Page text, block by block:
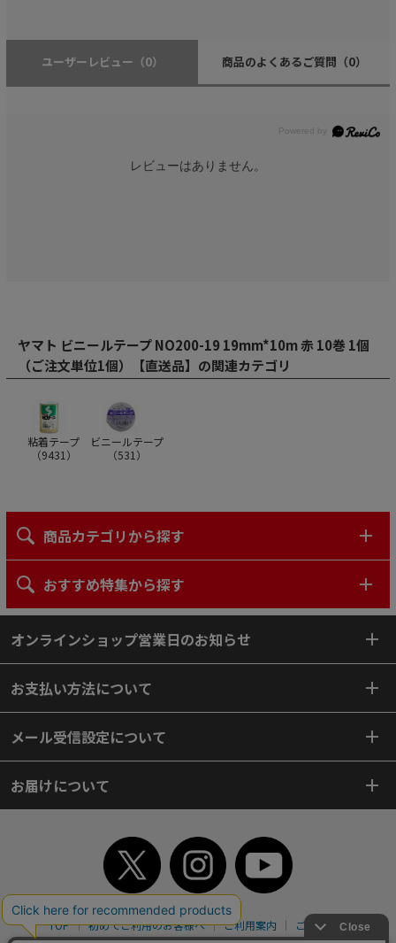
ユーザーレビュー （0） 商品のよくあるご質問 （0）
レビューはありません。
ヤマト ビニールテープ NO200-19 19mm*10m 赤 10巻 1個
（ご注文単位1個）【直送品】の関連カテゴリ
粘着テープ
（9431 ）
ビニールテープ
（531 ）
商品カテゴリから探す
おすすめ特集から探す
オンラインショップ営業日のお知らせ
お支払い方法について
メール受信設定について
お届けについて
TOP 初めてご利用のお客様へ ご利用案内
ご利用規約